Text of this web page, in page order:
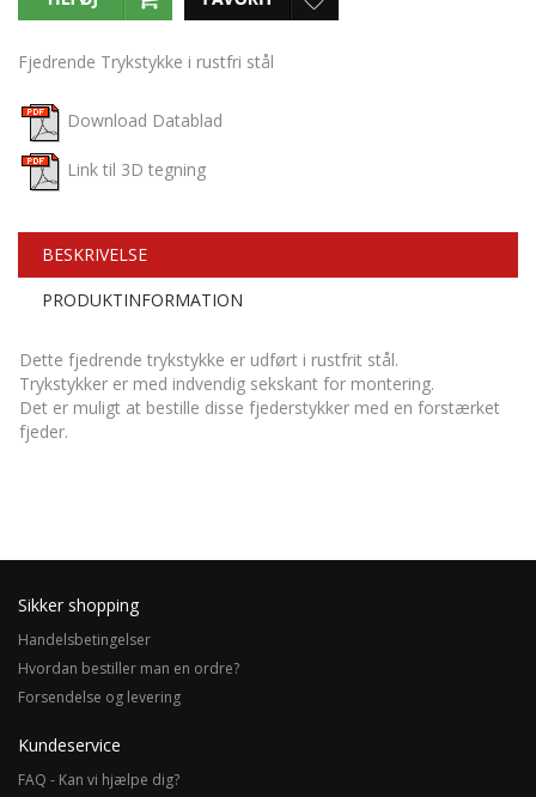
Fjedrende Trykstykke i rustfri stål
Download Datablad
Link til 3D tegning
BESKRIVELSE
PRODUKTINFORMATION
Dette fjedrende trykstykke er udført i rustfrit stål.
Trykstykker er med indvendig sekskant for montering.
Det er muligt at bestille disse fjederstykker med en forstærket
fjeder.
Sikker shopping
Handelsbetingelser
Hvordan bestiller man en ordre?
Forsendelse og levering
Kundeservice
FAQ - Kan vi hjælpe dig?